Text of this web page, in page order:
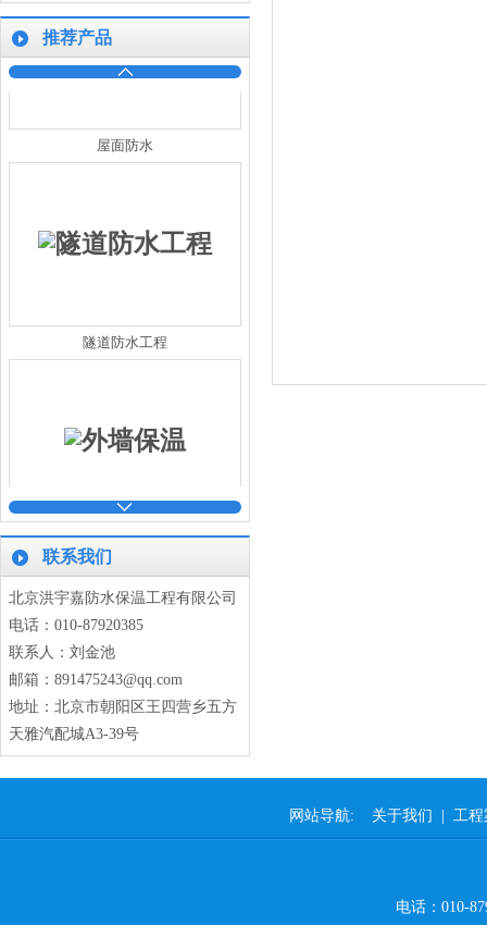
推荐产品
屋面防水
通风管道设备保温
联系我们
北京洪宇嘉防水保温工程有限公司
电话：010-87920385
联系人：刘金池
邮箱：891475243@qq.com
地址：北京市朝阳区王四营乡五方
天雅汽配城A3-39号
网站导航: 关于我们 工程
电话：010-